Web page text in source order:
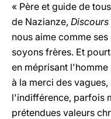
« Père et guide de
de Nazianze,
nous aime comme
soyons frères. Et
en méprisant l'homme
à la merci des
l'indifférence, parfois
prétendues valeurs